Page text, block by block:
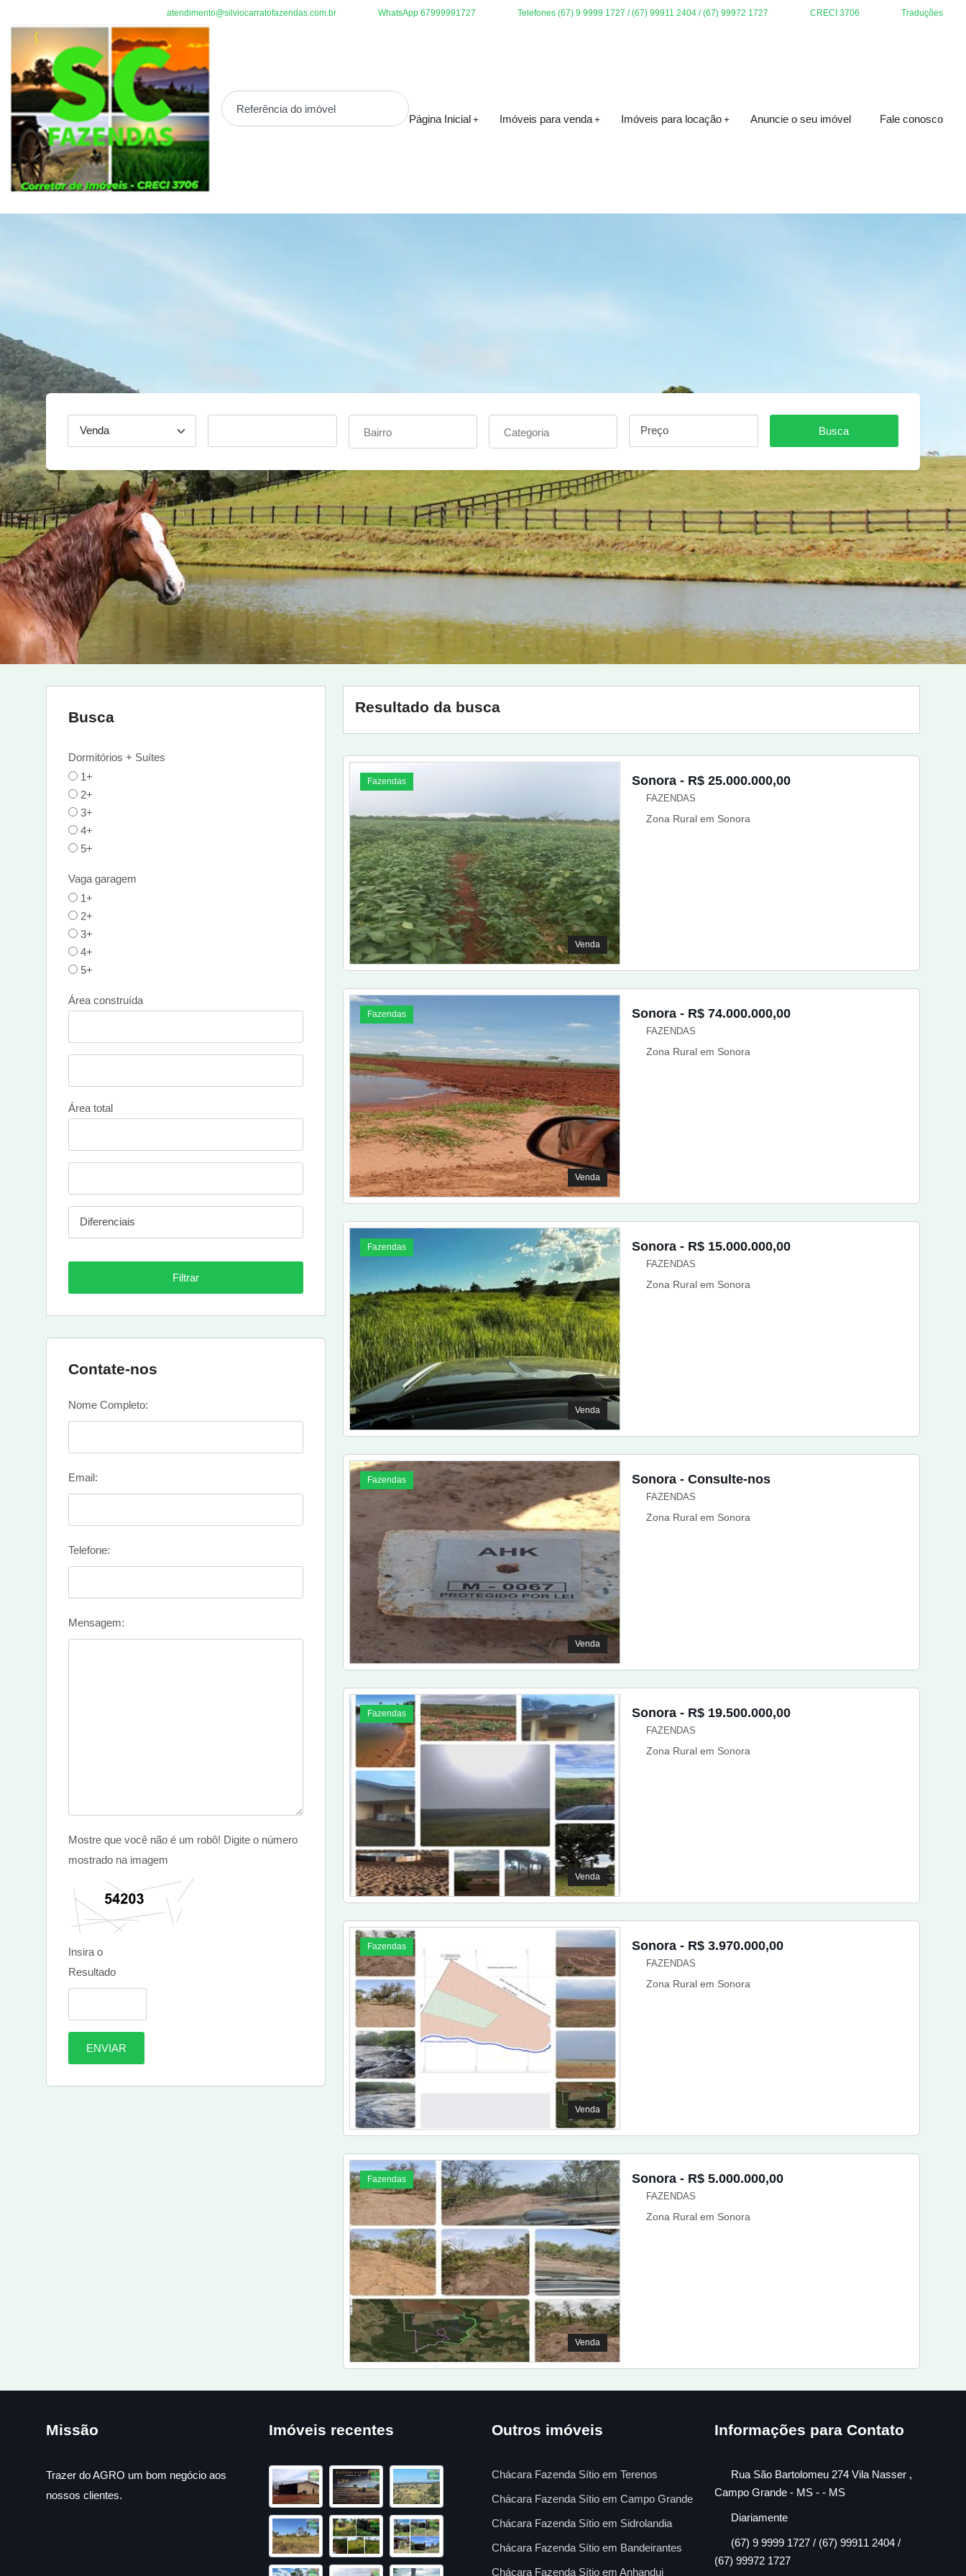
atendimento@silviocarratofazendas.com.br WhatsApp 67999991727 Telefones (67) 9 9999 1727 / (67) 99911 2404 / (67) 99972 1727 CRECI 3706 Traduções
Página Inicial Imóveis para venda Imóveis para locação Anuncie o seu imóvel Fale conosco
Preço Busca
Busca
Dormitórios + Suítes
1+
2+
3+
4+
5+
Vaga garagem
1+
2+
3+
4+
5+
Área construída
Área total
Diferenciais
Filtrar
Contate-nos
Nome Completo:
Email:
Telefone:
Mensagem:
Mostre que você não é um robô! Digite o número
mostrado na imagem
Insira o
Resultado
ENVIAR
Resultado da busca
Fazendas
Venda
Sonora - R$ 25.000.000,00
FAZENDAS
Zona Rural em Sonora
Fazendas
Venda
Sonora - R$ 74.000.000,00
FAZENDAS
Zona Rural em Sonora
Fazendas
Venda
Sonora - R$ 15.000.000,00
FAZENDAS
Zona Rural em Sonora
Fazendas
Venda
Sonora - Consulte-nos
FAZENDAS
Zona Rural em Sonora
Fazendas
Venda
Sonora - R$ 19.500.000,00
FAZENDAS
Zona Rural em Sonora
Fazendas
Venda
Sonora - R$ 3.970.000,00
FAZENDAS
Zona Rural em Sonora
Fazendas
Venda
Sonora - R$ 5.000.000,00
FAZENDAS
Zona Rural em Sonora
Missão
Trazer do AGRO um bom negócio aos
nossos clientes.
Imóveis recentes Outros imóveis
Chácara Fazenda Sítio em Terenos
Chácara Fazenda Sítio em Campo Grande
Chácara Fazenda Sítio em Sidrolandia
Chácara Fazenda Sítio em Bandeirantes
Chácara Fazenda Sítio em Anhandui
Informações para Contato
Rua São Bartolomeu 274 Vila Nasser ,
Campo Grande - MS - - MS
Diariamente
(67) 9 9999 1727 / (67) 99911 2404 /
(67) 99972 1727